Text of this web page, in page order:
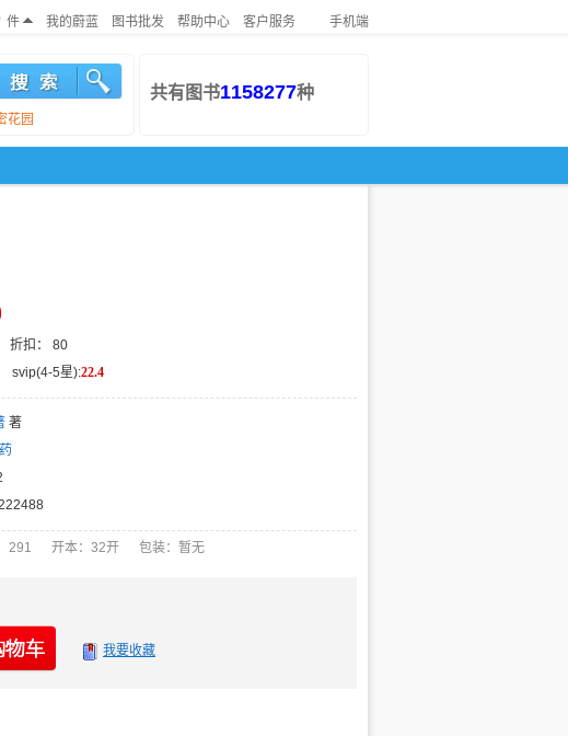
件 我的蔚蓝 图书批发 帮助中心 客户服务 手机端
花园
共有图书1158277种
： 80
5星):22.4
著
291 开本：32开 包装：暂无
我要收藏